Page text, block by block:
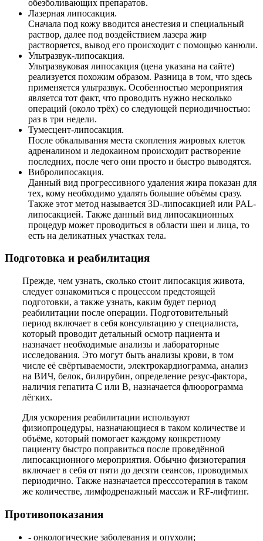
обезболивающих препаратов.
Лазерная липосакция.
Сначала под кожу вводится анестезия и специальный
раствор, далее под воздействием лазера жир
растворяется, вывод его происходит с помощью канюли.
Ультразвук-липосакция.
Ультразвуковая липосакция (цена указана на сайте)
реализуется похожим образом. Разница в том, что здесь
применяется ультразвук. Особенностью мероприятия
является тот факт, что проводить нужно несколько
операций (около трёх) со следующей периодичностью:
раз в три недели.
Тумесцент-липосакция.
После обкалывания места скопления жировых клеток
адреналином и ледокаином происходит растворение
последних, после чего они просто и быстро выводятся.
Вибролипосакция.
Данный вид прогрессивного удаления жира показан для
тех, кому необходимо удалять большие объёмы сразу.
Также этот метод называется 3D-липосакцией или PAL-
липосакцией. Также данный вид липосакционных
процедур может проводиться в области шеи и лица, то
есть на деликатных участках тела.
Подготовка и реабилитация
Прежде, чем узнать, сколько стоит липосакция живота,
следует ознакомиться с процессом предстоящей
подготовки, а также узнать, каким будет период
реабилитации после операции. Подготовительный
период включает в себя консультацию у специалиста,
который проводит детальный осмотр пациента и
назначает необходимые анализы и лабораторные
исследования. Это могут быть анализы крови, в том
числе её свёртываемости, электрокардиограмма, анализ
на ВИЧ, белок, билирубин, определение резус-фактора,
наличия гепатита С или В, назначается флюорограмма
лёгких.
Для ускорения реабилитации используют
физиопроцедуры, назначающиеся в таком количестве и
объёме, который помогает каждому конкретному
пациенту быстро поправиться после проведённой
липосакционного мероприятия. Обычно физиотерапия
включает в себя от пяти до десяти сеансов, проводимых
периодично. Также назначается пресссотерапия в таком
же количестве, лимфодренажный массаж и RF-лифтинг.
Противопоказания
- онкологические заболевания и опухоли;